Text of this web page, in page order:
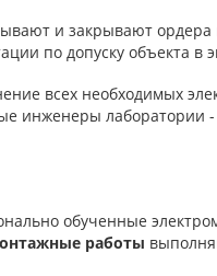
и закрывают
по допуску объекта
всех необходимых
инженеры лаборатории
обученные
работы